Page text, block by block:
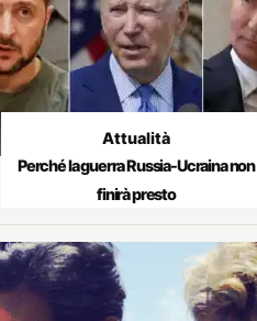
Attualità
Perché la guerra Russia-Ucraina non
finirà presto